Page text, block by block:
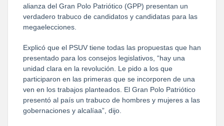
alianza del Gran Polo Patriótico (GPP) presentan un
verdadero trabuco de candidatos y candidatas para las
megaelecciones.
Explicó que el PSUV tiene todas las propuestas que han
presentado para los consejos legislativos, “hay una
unidad clara en la revolución. Le pido a los que
participaron en las primeras que se incorporen de una
ven en los trabajos planteados. El Gran Polo Patriótico
presentó al país un trabuco de hombres y mujeres a las
gobernaciones y alcalíaa”, dijo.